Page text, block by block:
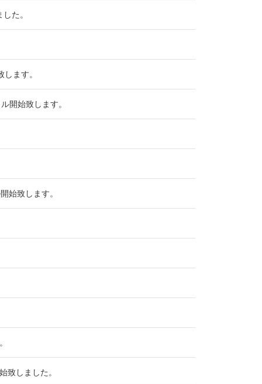
た。
ます。
開始致します。
始致します。
しました。